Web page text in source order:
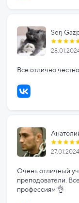
Serj
Все отлично
27.01.2024
Очень отличный
преподователи.
профессиям 👌